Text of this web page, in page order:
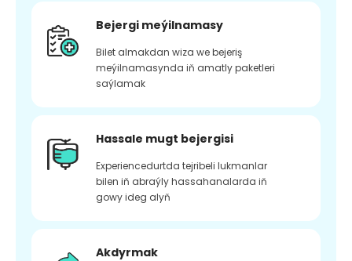
Bejergi meýilnamasy
Bilet almakdan wiza we bejeriş
meýilnamasynda iň amatly paketleri
saýlamak
Hassale mugt bejergisi
Experiencedurtda tejribeli lukmanlar
bilen iň abraýly hassahanalarda iň
gowy ideg alyň
Akdyrmak